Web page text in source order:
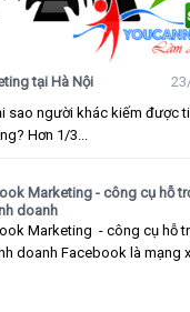
tại Hà Nội
sao người khác kiếm được
Hơn 1/3...
Marketing - công cụ hỗ
doanh
Marketing - công cụ hỗ
doanh Facebook là mạng